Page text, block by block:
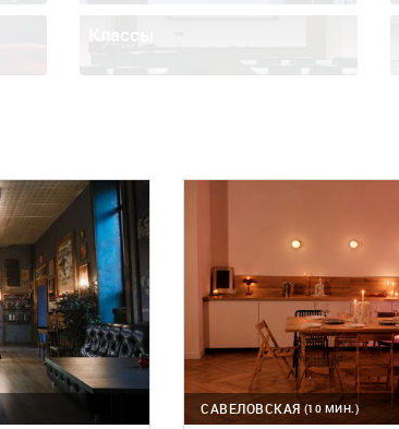
Классы
(10 МИН.)
САВЕЛОВСКАЯ